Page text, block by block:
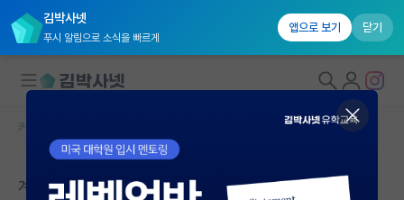
김박사넷
푸시 알림으로 소식을 빠르게
앱으로 보기 닫기
대학원생 모집
국내대학원 정보
커뮤니티 홈
계산화학 석사 취업?